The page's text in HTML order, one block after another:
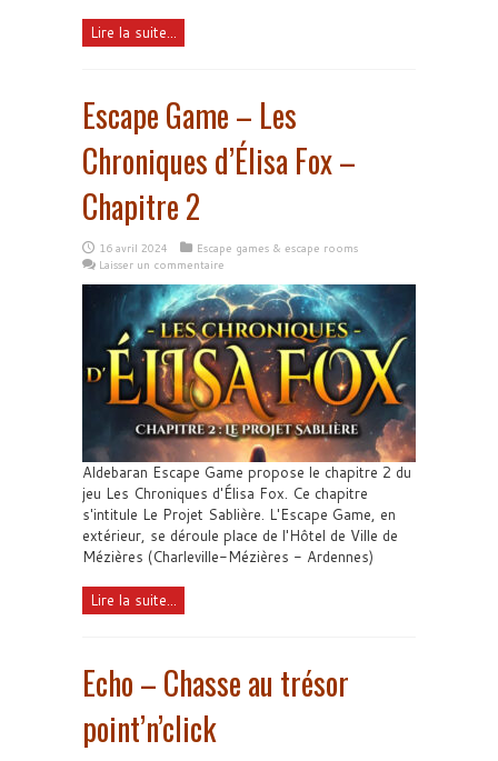
Lire la suite...
Escape Game – Les
Chroniques d’Élisa Fox –
Chapitre 2
16 avril 2024
Escape games & escape rooms
Laisser un commentaire
Aldebaran Escape Game propose le chapitre 2 du
jeu Les Chroniques d'Élisa Fox. Ce chapitre
s'intitule Le Projet Sablière. L'Escape Game, en
extérieur, se déroule place de l'Hôtel de Ville de
Mézières (Charleville-Mézières - Ardennes)
Lire la suite...
Echo – Chasse au trésor
point’n’click